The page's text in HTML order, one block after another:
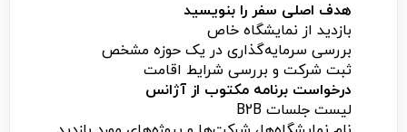
هدف اصلی سفر را بنویسید
بازدید از نمایشگاه خاص
بررسی سرمایه‌گذاری در یک حوزه مشخص
ثبت شرکت و بررسی شرایط اقامت
درخواست برنامه مکتوب از آژانس
لیست جلسات B2B